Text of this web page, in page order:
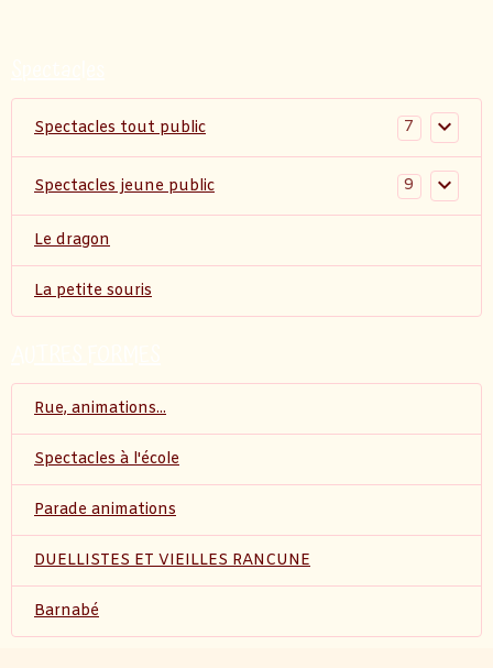
Spectacles tout public 7
Spectacles jeune public 9
Le dragon
La petite souris
Rue, animations...
Spectacles à l'école
Parade animations
DUELLISTES ET VIEILLES RANCUNE
Barnabé